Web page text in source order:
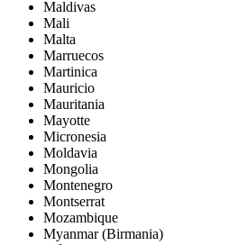
Maldivas
Mali
Malta
Marruecos
Martinica
Mauricio
Mauritania
Mayotte
Micronesia
Moldavia
Mongolia
Montenegro
Montserrat
Mozambique
Myanmar (Birmania)